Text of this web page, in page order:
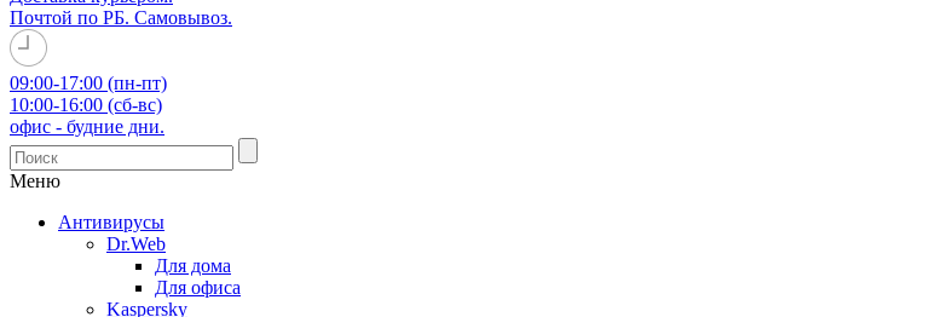
Почтой по РБ. Самовывоз.
09:00-17:00 (пн-пт)
10:00-16:00 (сб-вс)
офис - будние дни.
Меню
Антивирусы
Dr.Web
Для дома
Для офиса
Kaspersky